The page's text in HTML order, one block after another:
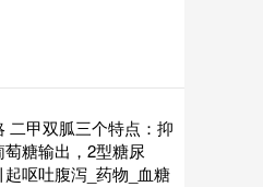
二甲双胍三个特点：抑
萄糖输出，2型糖尿
起呕吐腹泻_药物_血糖